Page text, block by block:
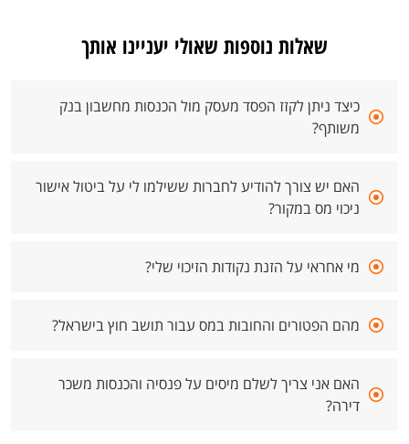
שאלות נוספות שאולי יעניינו אותך
כיצד ניתן לקזז הפסד מעסק מול הכנסות מחשבון בנק
משותף?
האם יש צורך להודיע לחברות ששילמו לי על ביטול אישור
ניכוי מס במקור?
מי אחראי על הזנת נקודות הזיכוי שלי?
מהם הפטורים והחובות במס עבור תושב חוץ בישראל?
האם אני צריך לשלם מיסים על פנסיה והכנסות משכר
דירה?